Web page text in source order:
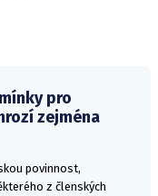
pro
zejména
povinnost,
z členských